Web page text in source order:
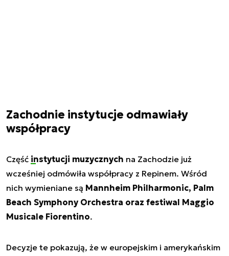
Zachodnie instytucje odmawiały
współpracy
Część instytucji muzycznych na Zachodzie już
wcześniej odmówiła współpracy z Repinem. Wśród
nich wymieniane są Mannheim Philharmonic, Palm
Beach Symphony Orchestra oraz festiwal Maggio
Musicale Fiorentino.
Decyzje te pokazują, że w europejskim i amerykańskim